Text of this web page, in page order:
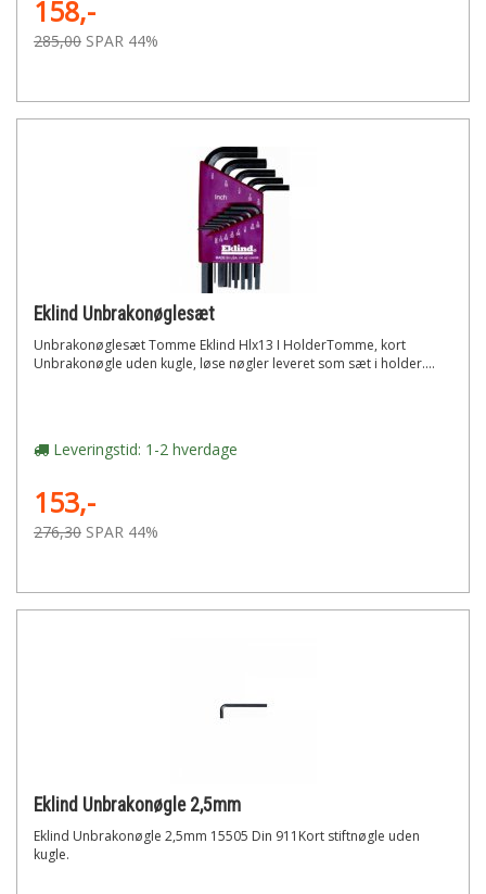
158,-
285,00 SPAR 44%
Eklind Unbrakonøglesæt
Unbrakonøglesæt Tomme Eklind Hlx13 I HolderTomme, kort
Unbrakonøgle uden kugle, løse nøgler leveret som sæt i holder....
Leveringstid: 1-2 hverdage
153,-
276,30 SPAR 44%
Eklind Unbrakonøgle 2,5mm
Eklind Unbrakonøgle 2,5mm 15505 Din 911Kort stiftnøgle uden
kugle.